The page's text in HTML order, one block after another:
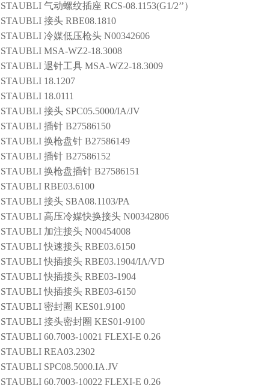
STAUBLI 气动螺纹插座 RCS-08.1153(G1/2’’）
STAUBLI 接头 RBE08.1810
STAUBLI 冷媒低压枪头 N00342606
STAUBLI MSA-WZ2-18.3008
STAUBLI 退针工具 MSA-WZ2-18.3009
STAUBLI 18.1207
STAUBLI 18.0111
STAUBLI 接头 SPC05.5000/IA/JV
STAUBLI 插针 B27586150
STAUBLI 换枪盘针 B27586149
STAUBLI 插针 B27586152
STAUBLI 换枪盘插针 B27586151
STAUBLI RBE03.6100
STAUBLI 接头 SBA08.1103/PA
STAUBLI 高压冷媒快换接头 N00342806
STAUBLI 加注接头 N00454008
STAUBLI 快速接头 RBE03.6150
STAUBLI 快插接头 RBE03.1904/IA/VD
STAUBLI 快插接头 RBE03-1904
STAUBLI 快插接头 RBE03-6150
STAUBLI 密封圈 KES01.9100
STAUBLI 接头密封圈 KES01-9100
STAUBLI 60.7003-10021 FLEXI-E 0.26
STAUBLI REA03.2302
STAUBLI SPC08.5000.IA.JV
STAUBLI 60.7003-10022 FLEXI-E 0.26